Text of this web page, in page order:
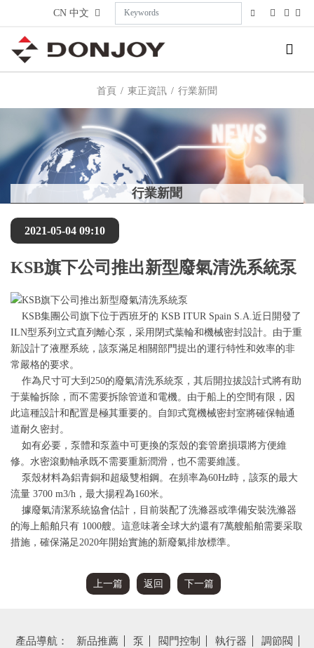
CN 中文
首頁 東正資訊 行業新聞
行業新聞
2021-05-04 09:10
KSB旗下公司推出新型廢氣清洗系統泵
KSB集團公司旗下位于西班牙的 KSB ITUR Spain S.A.近日開發了
ILN型系列立式直列 離心泵 ，采用閉式葉輪和機械密封設計。由于重
新設計了液壓系統，該泵滿足相關部門提出的運行特性和效率的非
常嚴格的要求。
作為尺寸可大到250的廢氣清洗系統泵，其后開拉拔設計式將有助
于葉輪拆除，而不需要拆除管道和電機。由于船上的空間有限，因
此這種設計和配置是極其重要的。自卸式寬機械密封室將確保軸通
道耐久密封。
如有必要，泵體和泵蓋中可更換的泵殼的套管磨損環將方便維
修。水密滾動軸承既不需要重新潤滑，也不需要維護。
泵殼材料為鋁青銅和超級雙相鋼。在頻率為60Hz時，該泵的最大
流量 3700 m3/h，最大揚程為160米。
據廢氣清潔系統協會估計，目前裝配了洗滌器或準備安裝洗滌器
的海上船舶只有 1000艘。這意味著全球大約還有7萬艘船舶需要采取
措施，確保滿足2020年開始實施的新廢氣排放標準。
上一篇 返回 下一篇
產品導航： 新品推薦 泵 閥門控制 執行器
調節閥